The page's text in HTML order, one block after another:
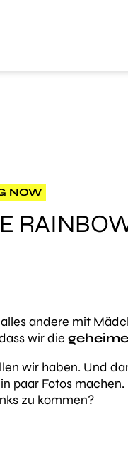
NOW
andere mit
wir die
wir haben. Und
paar Fotos machen.
zu kommen?